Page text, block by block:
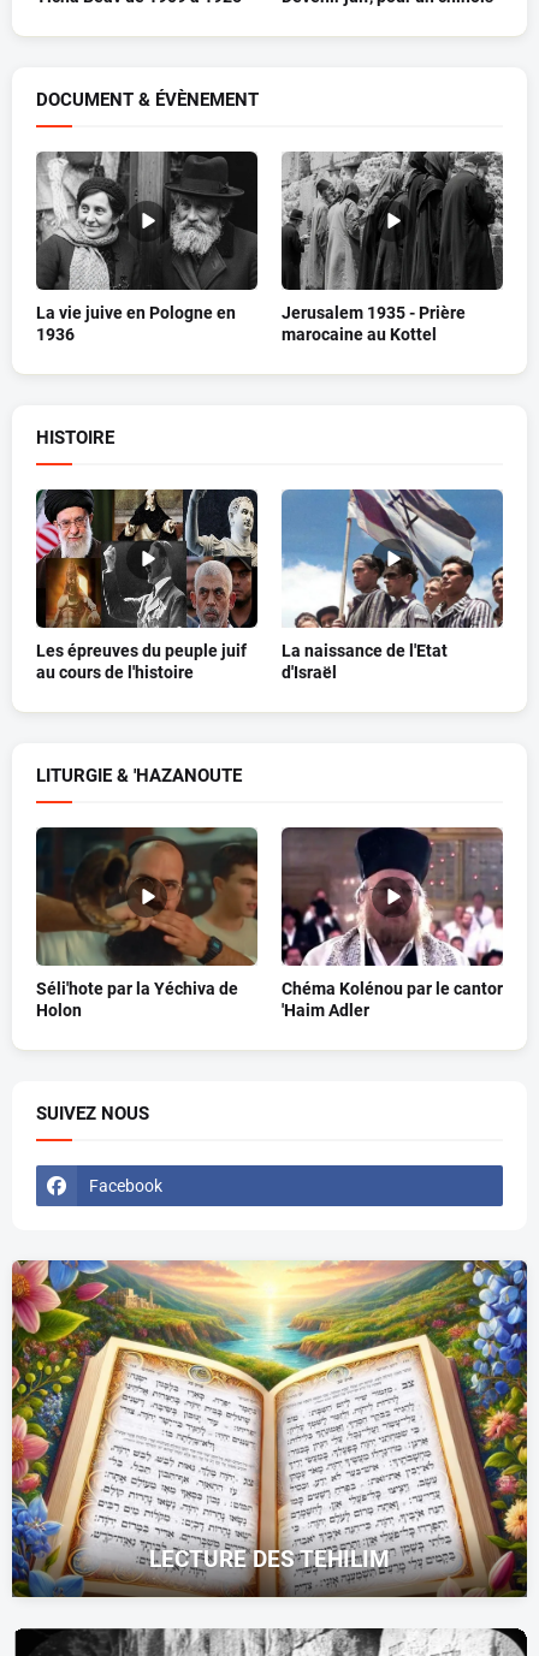
DOCUMENT & ÉVÈNEMENT
La vie juive en Pologne en
1936
Jerusalem 1935 - Prière
marocaine au Kottel
HISTOIRE
Les épreuves du peuple juif
au cours de l'histoire
La naissance de l'Etat
d'Israël
LITURGIE & 'HAZANOUTE
Séli'hote par la Yéchiva de
Holon
Chéma Kolénou par le cantor
'Haim Adler
SUIVEZ NOUS
Facebook
LECTURE DES TEHILIM